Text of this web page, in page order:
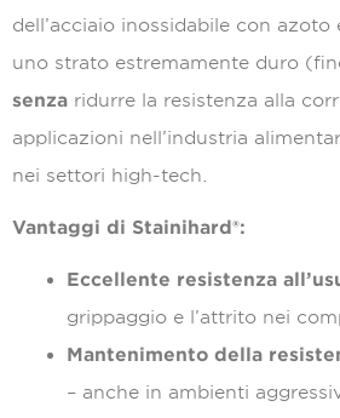
dell’acciaio inossidabile con
uno strato estremamente duro
senza ridurre la resistenza alla
applicazioni nell’industria
nei settori high-tech.
Vantaggi di Stainihard®:
Eccellente resistenza
grippaggio e l’attrito nei
Mantenimento della
– anche in ambienti